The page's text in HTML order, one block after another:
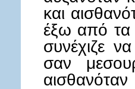
και
έξω από τα
συνέχιζε
σαν